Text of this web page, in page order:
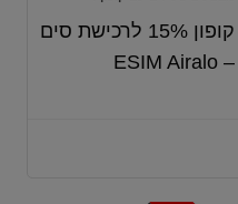
קופון 15% לרכישת סים
– ESIM Airalo